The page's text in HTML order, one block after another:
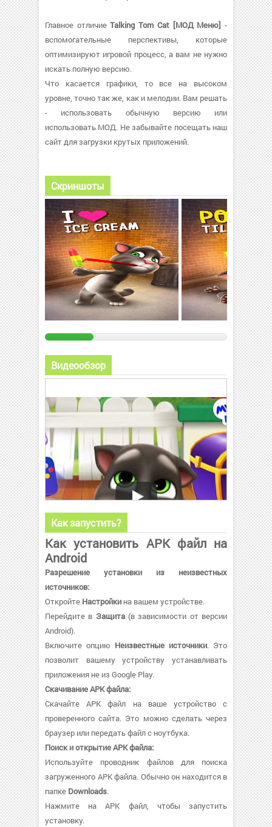
Главное отличиеTalking Tom Cat [МОД Меню] -
вспомогательные перспективы, которые
оптимизируют игровой процесс, а вам не нужно
искать полную версию.
Что касается графики, то все на высоком
уровне, точно так же, как и мелодии. Вам решать
- использовать обычную версию или
использовать МОД. Не забывайте посещать наш
сайт для загрузки крутых приложений.
Скриншоты
Видеообзор
Как запустить?
Как установить APK файл на
Android
Разрешение установки из неизвестных
источников:
Откройте Настройки на вашем устройстве.
Перейдите в Защита(в зависимости от версии
Android).
Включите опцию Неизвестные источники. Это
позволит вашему устройству устанавливать
приложения не из Google Play.
Скачивание APK файла:
Скачайте APK файл на ваше устройство с
проверенного сайта. Это можно сделать через
браузер или передать файл с ноутбука.
Поиск и открытие APK файла:
Используйте проводник файлов для поиска
загруженного APK файла. Обычно он находится в
папке Downloads.
Нажмите на APK файл, чтобы запустить
установку.